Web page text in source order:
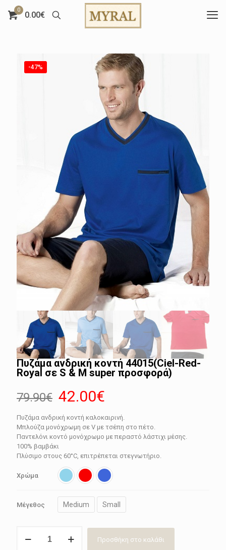
0
0.00€
-47%
Πυζάμα ανδρική κοντή 44015(Ciel-Red-
Royal σε S & M super προσφορά)
79.90€ Original
price
was:
79.90€.
42.00€
τρέχουσα
τιμή
είναι:
42.00€.
Πυζάμα ανδρική κοντή καλοκαιρινή.
Μπλούζα μονόχρωμη σε V με τσέπη στο πέτο.
Παντελόνι κοντό μονόχρωμο με περαστό λάστιχι μέσης.
100% βαμβάκι
Πλύσιμο στους 60°C, επιτρέπεται στεγνωτήριο.
Χρώμα
Μέγεθος Medium Small
ανδρική
Προσθήκη στο καλάθι